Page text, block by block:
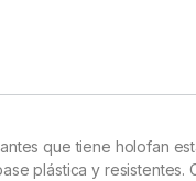
que tiene holofan
plástica y